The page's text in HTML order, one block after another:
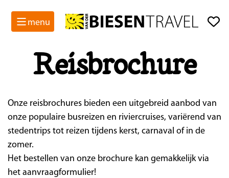
menu
Reisbrochure
Onze reisbrochures bieden een uitgebreid aanbod van
onze populaire busreizen en riviercruises, variërend van
stedentrips tot reizen tijdens kerst, carnaval of in de
zomer.
Het bestellen van onze brochure kan gemakkelijk via
het aanvraagformulier!